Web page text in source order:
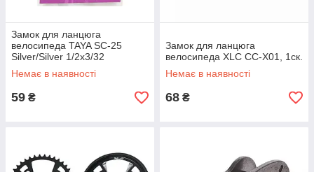
Замок для ланцюга
велосипеда TAYA SC-25
Silver/Silver 1/2x3/32
Немає в наявності
59 ₴
Замок для ланцюга
велосипеда XLC CC-X01, 1ск.
Немає в наявності
68 ₴